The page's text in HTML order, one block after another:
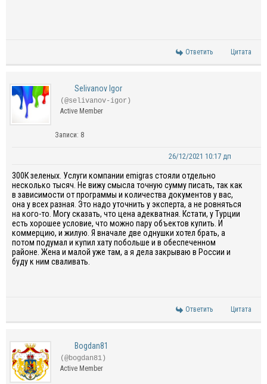
Ответить Цитата
Selivanov Igor
(@selivanov-igor)
Active Member
Записи: 8
26/12/2021 10:17 дп
300К зеленых. Услуги компании emigras стояли отдельно
несколько тысяч. Не вижу смысла точную сумму писать, так как
в зависимости от программы и количества документов у вас,
она у всех разная. Это надо уточнить у эксперта, а не ровняться
на кого-то. Могу сказать, что цена адекватная. Кстати, у Турции
есть хорошее условие, что можно пару объектов купить. И
коммерцию, и жилую. Я вначале две однушки хотел брать, а
потом подумал и купил хату побольше и в обеспеченном
районе. Жена и малой уже там, а я дела закрываю в России и
буду к ним сваливать.
Ответить Цитата
Bogdan81
(@bogdan81)
Active Member